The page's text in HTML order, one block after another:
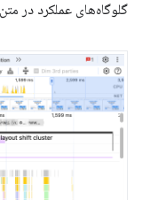
گلوگاه‌های عملکرد در